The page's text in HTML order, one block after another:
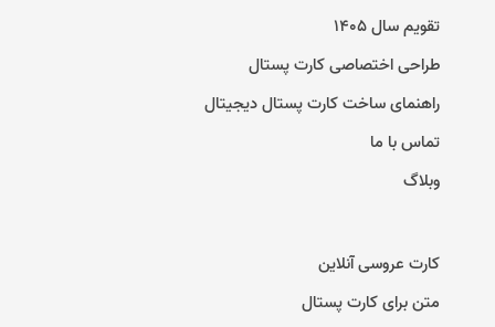
تقویم سال ۱۴۰۵
طراحی اختصاصی کارت پستال
راهنمای ساخت کارت پستال دیجیتال
تماس با ما
وبلاگ
کارت عروسی آنلاین
متن برای کارت پستال